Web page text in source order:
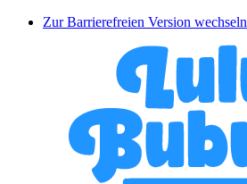
Zur Barrierefreien Version wechseln